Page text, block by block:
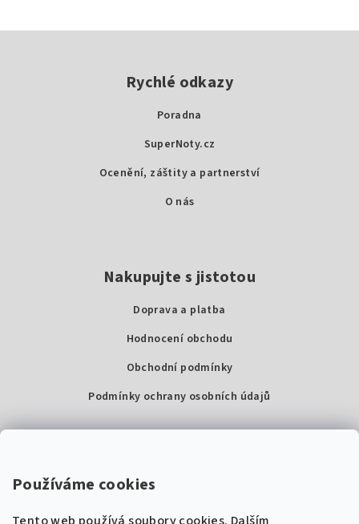
Používáme cookies
Rychlé odkazy
Poradna
SuperNoty.cz
Ocenění, záštity a partnerství
O nás
Nakupujte s jistotou
Doprava a platba
Hodnocení obchodu
Obchodní podmínky
Podmínky ochrany osobních údajů
Super Noty, s.r.o.